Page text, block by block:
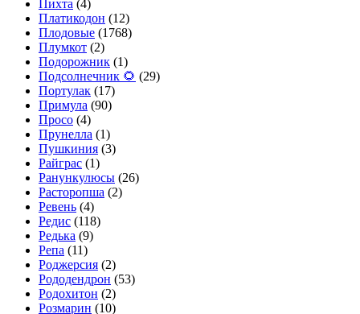
Пихта (4)
Платикодон (12)
Плодовые (1768)
Плумкот (2)
Подорожник (1)
Подсолнечник 🌻 (29)
Портулак (17)
Примула (90)
Просо (4)
Прунелла (1)
Пушкиния (3)
Райграс (1)
Ранункулюсы (26)
Расторопша (2)
Ревень (4)
Редис (118)
Редька (9)
Репа (11)
Роджерсия (2)
Рододендрон (53)
Родохитон (2)
Розмарин (10)